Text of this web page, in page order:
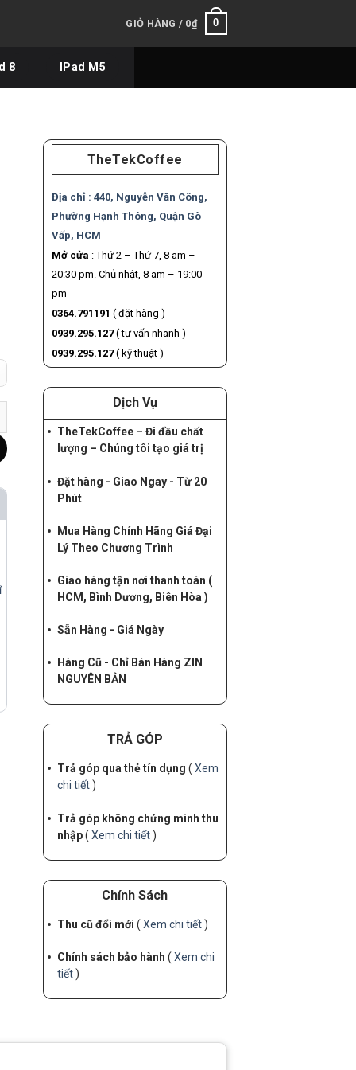
GIỎ HÀNG / 0₫ 0
8 IPad M5
| S9 5G | S9 FE | S10 FE | S10 Lite - ZIN NGUYÊN BẢN số lượng
TheTekCoffee
Địa chỉ : 440, Nguyễn Văn Công,
Phường Hạnh Thông, Quận Gò
Vấp, HCM
Mở cửa : Thứ 2 – Thứ 7, 8 am –
20:30 pm. Chủ nhật, 8 am – 19:00
pm
0364.791191 ( đặt hàng )
0939.295.127( tư vấn nhanh )
0939.295.127( kỹ thuật )
Dịch Vụ
TheTekCoffee – Đi đầu chất
lượng – Chúng tôi tạo giá trị
Đặt hàng - Giao Ngay - Từ 20
Phút
Mua Hàng Chính Hãng Giá Đại
Lý Theo Chương Trình
Giao hàng tận nơi thanh toán (
HCM, Bình Dương, Biên Hòa )
Sẵn Hàng - Giá Ngày
Hàng Cũ - Chỉ Bán Hàng ZIN
NGUYÊN BẢN
TRẢ GÓP
Trả góp qua thẻ tín dụng ( Xem
chi tiết)
Trả góp không chứng minh thu
nhập( Xem chi tiết)
Chính Sách
Thu cũ đổi mới ( Xem chi tiết)
Chính sách bảo hành ( Xem chi
tiết)